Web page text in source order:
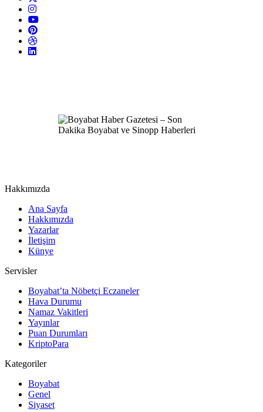
Hakkımızda
Ana Sayfa
Hakkımızda
Yazarlar
İletişim
Künye
Servisler
Boyabat’ta Nöbetçi Eczaneler
Hava Durumu
Namaz Vakitleri
Yayınlar
Puan Durumları
KriptoPara
Kategoriler
Boyabat
Genel
Siyaset